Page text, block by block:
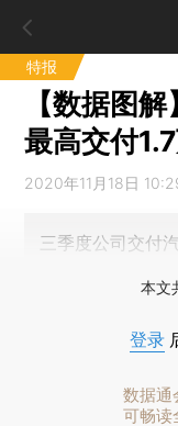
特报
【数据图
最高交付
2020年11月18日
三季度公司交付
本文
登录
数据通
可畅读